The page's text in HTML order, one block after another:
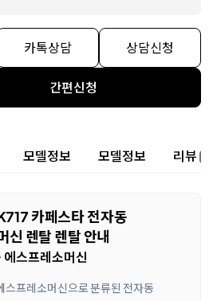
카톡상담 상담신청
간편신청
모델정보 모델정보 리뷰
카페스타 전자동
신 렌탈 렌탈 안내
스프레소머신
스프레소머신으로 분류된 전자동